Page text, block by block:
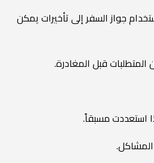
جواز السفر إلى تأخيرات يمكن
قبل المغادرة.
استعددت مسبقاً.
المشاكل.